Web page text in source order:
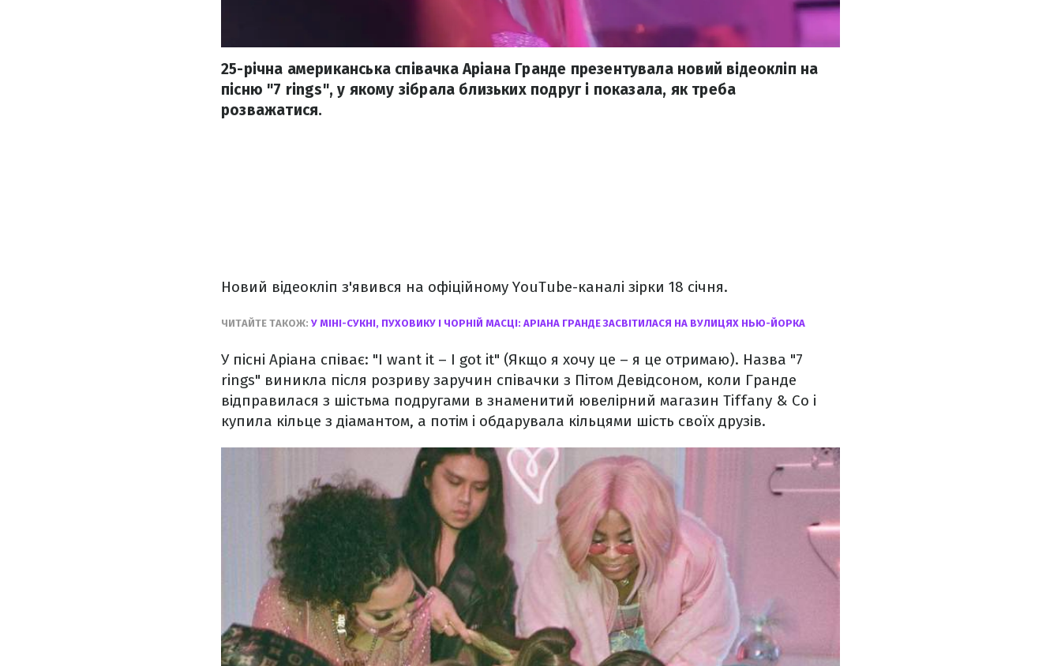
25-річна американська співачка Аріана Гранде презентувала новий відеокліп на
пісню "7 rings", у якому зібрала близьких подруг і показала, як треба
розважатися.
Новий відеокліп з'явився на офіційному YouTube-каналі зірки 18 січня.
ЧИТАЙТЕ ТАКОЖ: У МІНІ-СУКНІ, ПУХОВИКУ І ЧОРНІЙ МАСЦІ: АРІАНА ГРАНДЕ ЗАСВІТИЛАСЯ НА ВУЛИЦЯХ НЬЮ-ЙОРКА
У пісні Аріана співає: "I want it – I got it" (Якщо я хочу це – я це отримаю). Назва "7
rings" виникла після розриву заручин співачки з Пітом Девідсоном, коли Гранде
відправилася з шістьма подругами в знаменитий ювелірний магазин Tiffany & Co і
купила кільце з діамантом, а потім і обдарувала кільцями шість своїх друзів.